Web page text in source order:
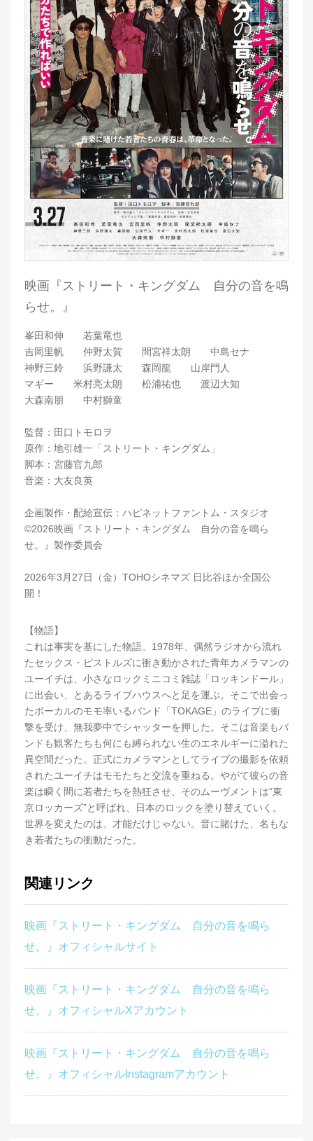
映画『ストリート・キングダム 自分の音を鳴
らせ。』
峯田和伸 若葉竜也
吉岡里帆 仲野太賀 間宮祥太朗 中島セナ
神野三鈴 浜野謙太 森岡龍 山岸門人
マギー 米村亮太朗 松浦祐也 渡辺大知
大森南朋 中村獅童
監督：田口トモロヲ
原作：地引雄一「ストリート・キングダム」
脚本：宮藤官九郎
音楽：大友良英
企画製作・配給宣伝：ハピネットファントム・スタジオ
©2026映画『ストリート・キングダム 自分の音を鳴ら
せ。』製作委員会
2026年3月27日（金）TOHOシネマズ 日比谷ほか全国公
開！
【物語】
これは事実を基にした物語。1978年、偶然ラジオから流れ
たセックス・ピストルズに衝き動かされた青年カメラマンの
ユーイチは、小さなロックミニコミ雑誌「ロッキンドール」
に出会い、とあるライブハウスへと足を運ぶ。そこで出会っ
たボーカルのモモ率いるバンド「TOKAGE」のライブに衝
撃を受け、無我夢中でシャッターを押した。そこは音楽もバ
ンドも観客たちも何にも縛られない生のエネルギーに溢れた
異空間だった。正式にカメラマンとしてライブの撮影を依頼
されたユーイチはモモたちと交流を重ねる。やがて彼らの音
楽は瞬く間に若者たちを熱狂させ、そのムーヴメントは“東
京ロッカーズ”と呼ばれ、日本のロックを塗り替えていく。
世界を変えたのは、才能だけじゃない。音に賭けた、名もな
き若者たちの衝動だった。
関連リンク
映画『ストリート・キングダム 自分の音を鳴ら
せ。』オフィシャルサイト
映画『ストリート・キングダム 自分の音を鳴ら
せ。』オフィシャルXアカウント
映画『ストリート・キングダム 自分の音を鳴ら
せ。』オフィシャルInstagramアカウント